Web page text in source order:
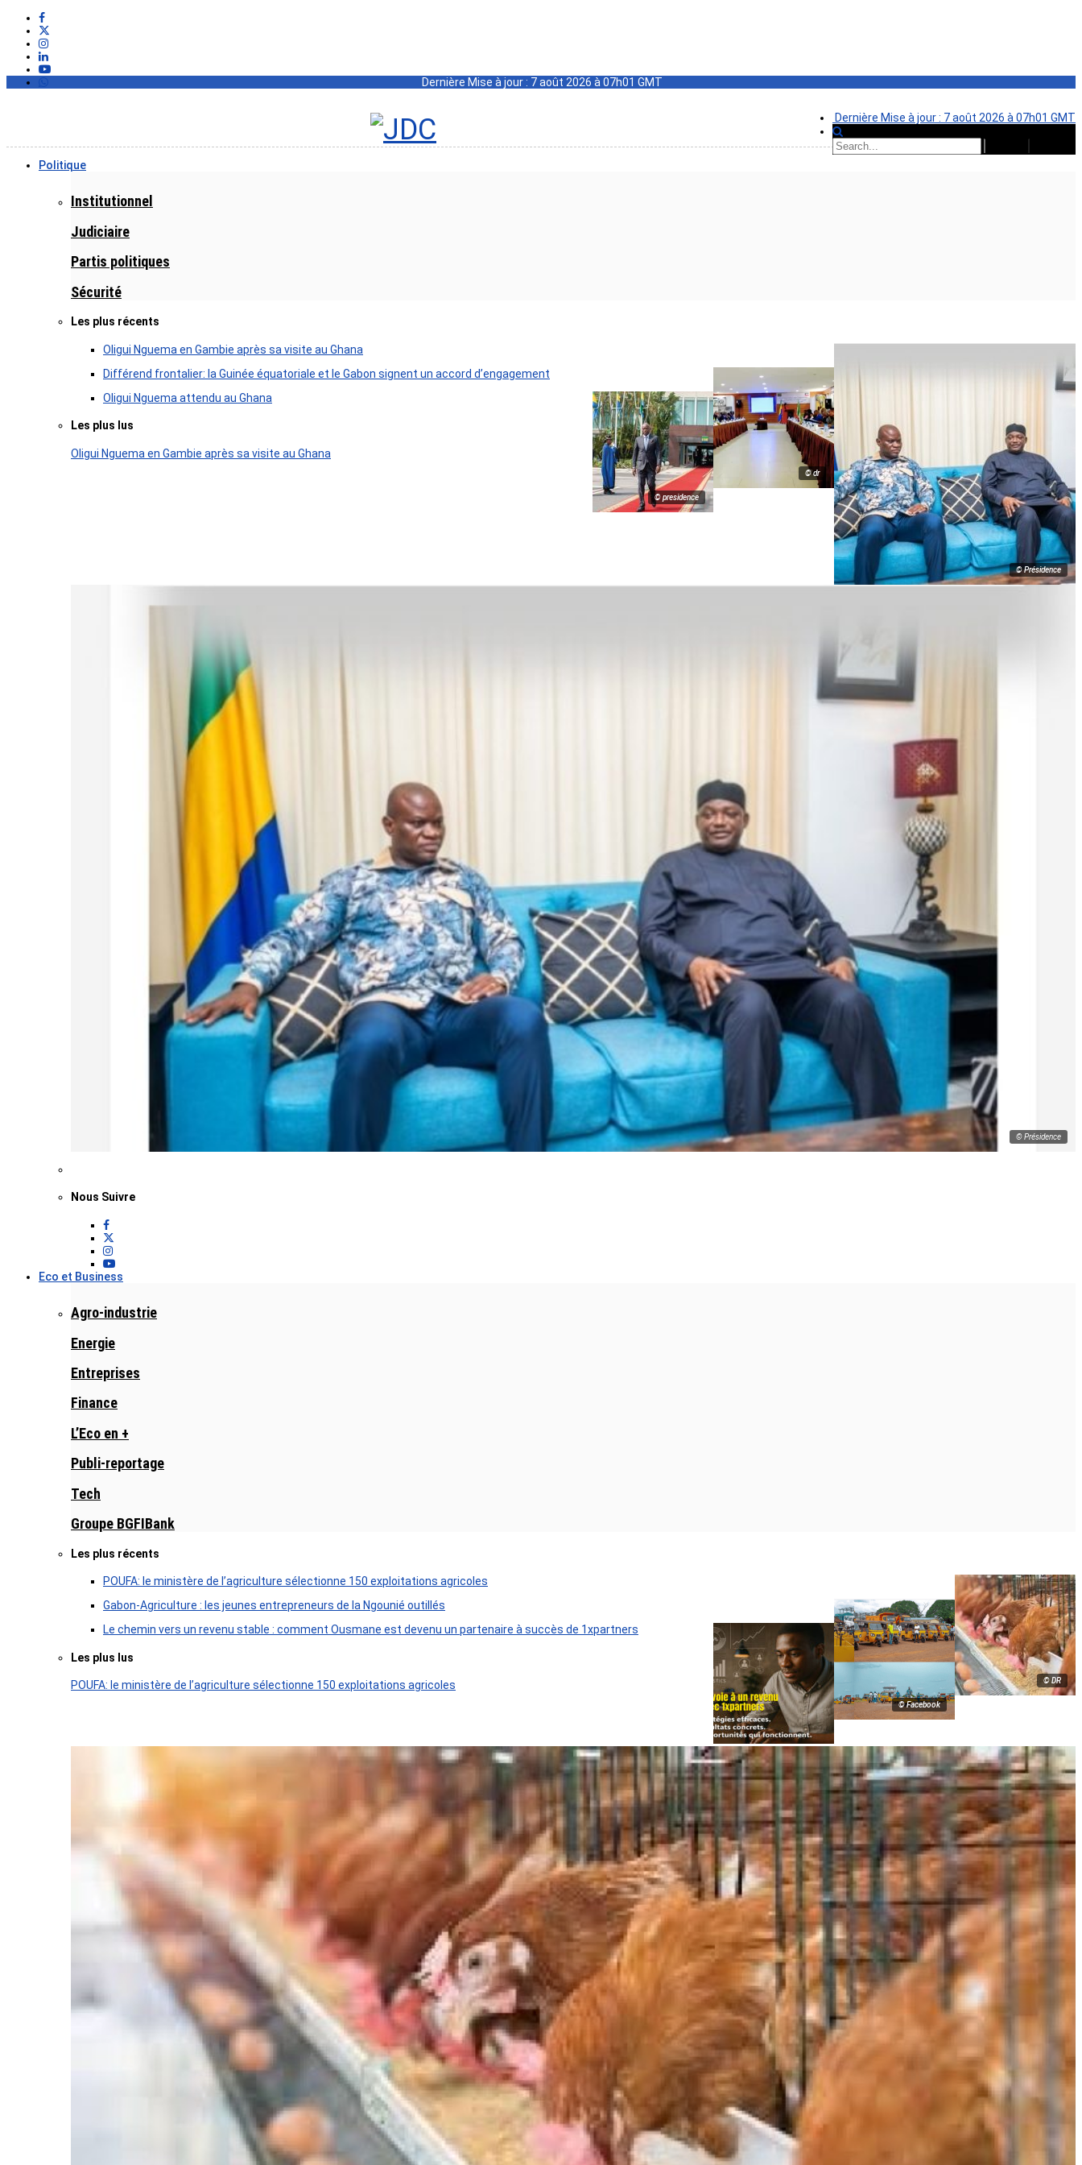
Dernière Mise à jour : 7 août 2026 à 07h01 GMT
Dernière Mise à jour : 7 août 2026 à 07h01 GMT
Politique
Institutionnel
Judiciaire
Partis politiques
Sécurité
Les plus récents
© Présidence
Oligui Nguema en Gambie après sa visite au Ghana
© dr
Différend frontalier: la Guinée équatoriale et le Gabon signent un accord d’engagement
© presidence
Oligui Nguema attendu au Ghana
Les plus lus
Oligui Nguema en Gambie après sa visite au Ghana
© Présidence
Nous Suivre
Eco et Business
Agro-industrie
Energie
Entreprises
Finance
L’Eco en +
Publi-reportage
Tech
Groupe BGFIBank
Les plus récents
© DR
POUFA: le ministère de l’agriculture sélectionne 150 exploitations agricoles
© Facebook
Gabon-Agriculture : les jeunes entrepreneurs de la Ngounié outillés
Le chemin vers un revenu stable : comment Ousmane est devenu un partenaire à succès de 1xpartners
Les plus lus
POUFA: le ministère de l’agriculture sélectionne 150 exploitations agricoles